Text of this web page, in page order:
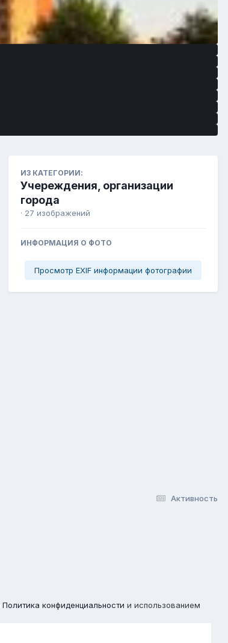
ИЗ КАТЕГОРИИ:
Учереждения, организации
города
· 27 изображений
ИНФОРМАЦИЯ О ФОТО
Просмотр EXIF информации фотографии
Активность
Политика конфиденциальности и использованием